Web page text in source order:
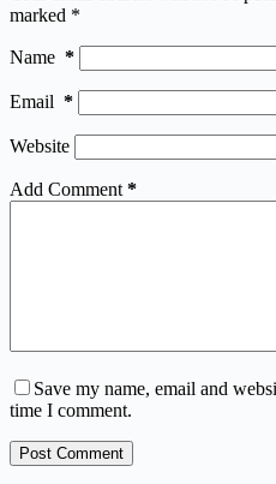
marked *
Name *
Email *
Website
Add Comment *
Save my name, email and
time I comment.
Post Comment